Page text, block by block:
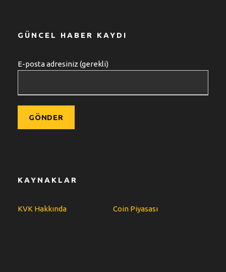
GÜNCEL HABER KAYDI
E-posta adresiniz (gerekli)
KAYNAKLAR
KVK Hakkında Coin Piyasası